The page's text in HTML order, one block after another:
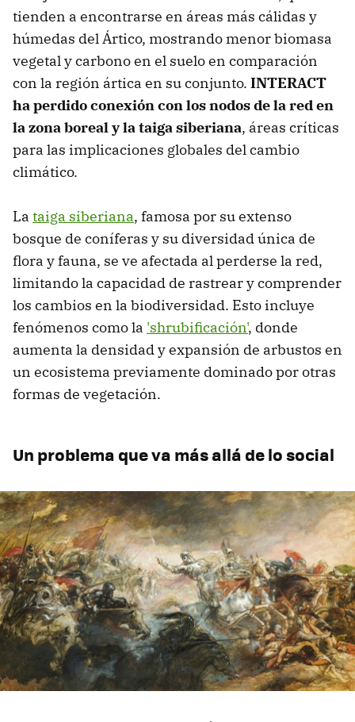
tienden a encontrarse en áreas más cálidas y
húmedas del Ártico, mostrando menor biomasa
vegetal y carbono en el suelo en comparación
con la región ártica en su conjunto. INTERACT
ha perdido conexión con los nodos de la red en
la zona boreal y la taiga siberiana, áreas críticas
para las implicaciones globales del cambio
climático.
La taiga siberiana, famosa por su extenso
bosque de coníferas y su diversidad única de
flora y fauna, se ve afectada al perderse la red,
limitando la capacidad de rastrear y comprender
los cambios en la biodiversidad. Esto incluye
fenómenos como la 'shrubificación', donde
aumenta la densidad y expansión de arbustos en
un ecosistema previamente dominado por otras
formas de vegetación.
Un problema que va más allá de lo social